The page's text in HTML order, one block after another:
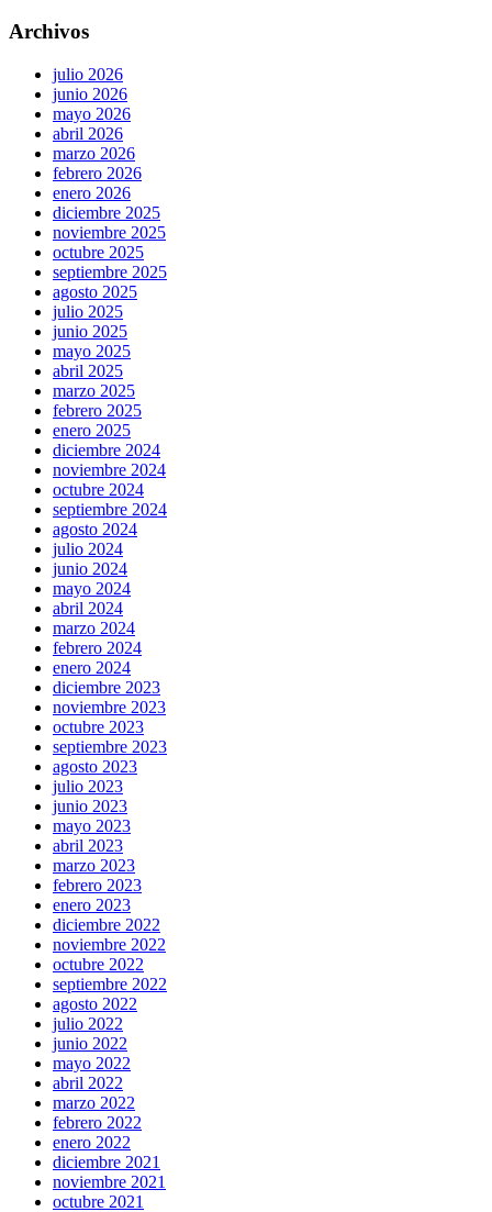
Archivos
julio 2026
junio 2026
mayo 2026
abril 2026
marzo 2026
febrero 2026
enero 2026
diciembre 2025
noviembre 2025
octubre 2025
septiembre 2025
agosto 2025
julio 2025
junio 2025
mayo 2025
abril 2025
marzo 2025
febrero 2025
enero 2025
diciembre 2024
noviembre 2024
octubre 2024
septiembre 2024
agosto 2024
julio 2024
junio 2024
mayo 2024
abril 2024
marzo 2024
febrero 2024
enero 2024
diciembre 2023
noviembre 2023
octubre 2023
septiembre 2023
agosto 2023
julio 2023
junio 2023
mayo 2023
abril 2023
marzo 2023
febrero 2023
enero 2023
diciembre 2022
noviembre 2022
octubre 2022
septiembre 2022
agosto 2022
julio 2022
junio 2022
mayo 2022
abril 2022
marzo 2022
febrero 2022
enero 2022
diciembre 2021
noviembre 2021
octubre 2021